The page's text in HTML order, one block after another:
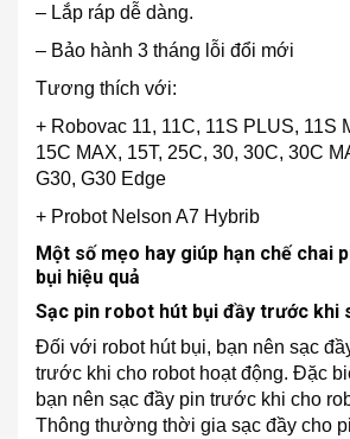
– Lắp ráp dễ dàng.
– Bảo hành 3 tháng lỗi đổi mới
Tương thích với:
+ Robovac 11, 11C, 11S PLUS, 11S
15C MAX, 15T, 25C, 30, 30C, 30C
G30, G30 Edge
+ Probot Nelson A7 Hybrib
Một số mẹo hay giúp hạn chế chai
bụi hiệu quả
Sạc pin robot hút bụi đầy trước khi
Đối với robot hút bụi, bạn nên sạc
trước khi cho robot hoạt động. Đặc
bạn nên sạc đầy pin trước khi cho
Thông thường thời gia sạc đầy cho